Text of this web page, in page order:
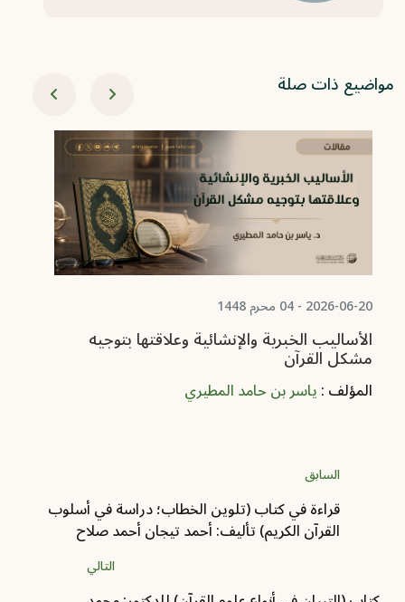
مواضيع ذات صلة
2026-06-20 - 04 محرم 1448
الأساليب الخبرية والإنشائية وعلاقتها بتوجيه
مشكل القرآن
المؤلف :ياسر بن حامد المطيري
السابق
قراءة في كتاب (تلوين الخطاب؛ دراسة في أسلوب
القرآن الكريم) تأليف: أحمد تيجان أحمد صلاح
التالي